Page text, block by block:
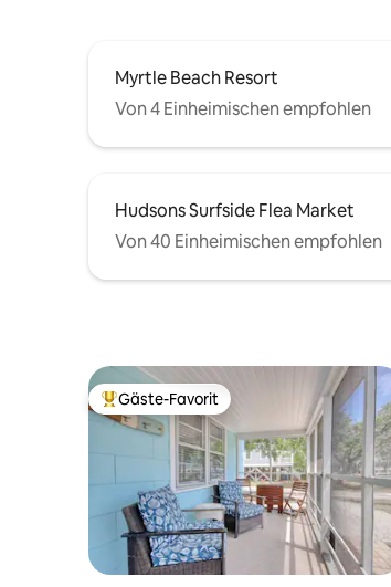
Myrtle Beach Resort
Von 4 Einheimischen empfohlen
Hudsons Surfside Flea Market
Von 40 Einheimischen empfohlen
Beliebter Gäste-Favorit.
Gäste-Favorit